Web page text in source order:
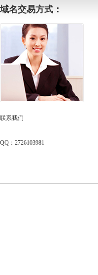
域名交易方式：
联系我们
QQ：2726103981